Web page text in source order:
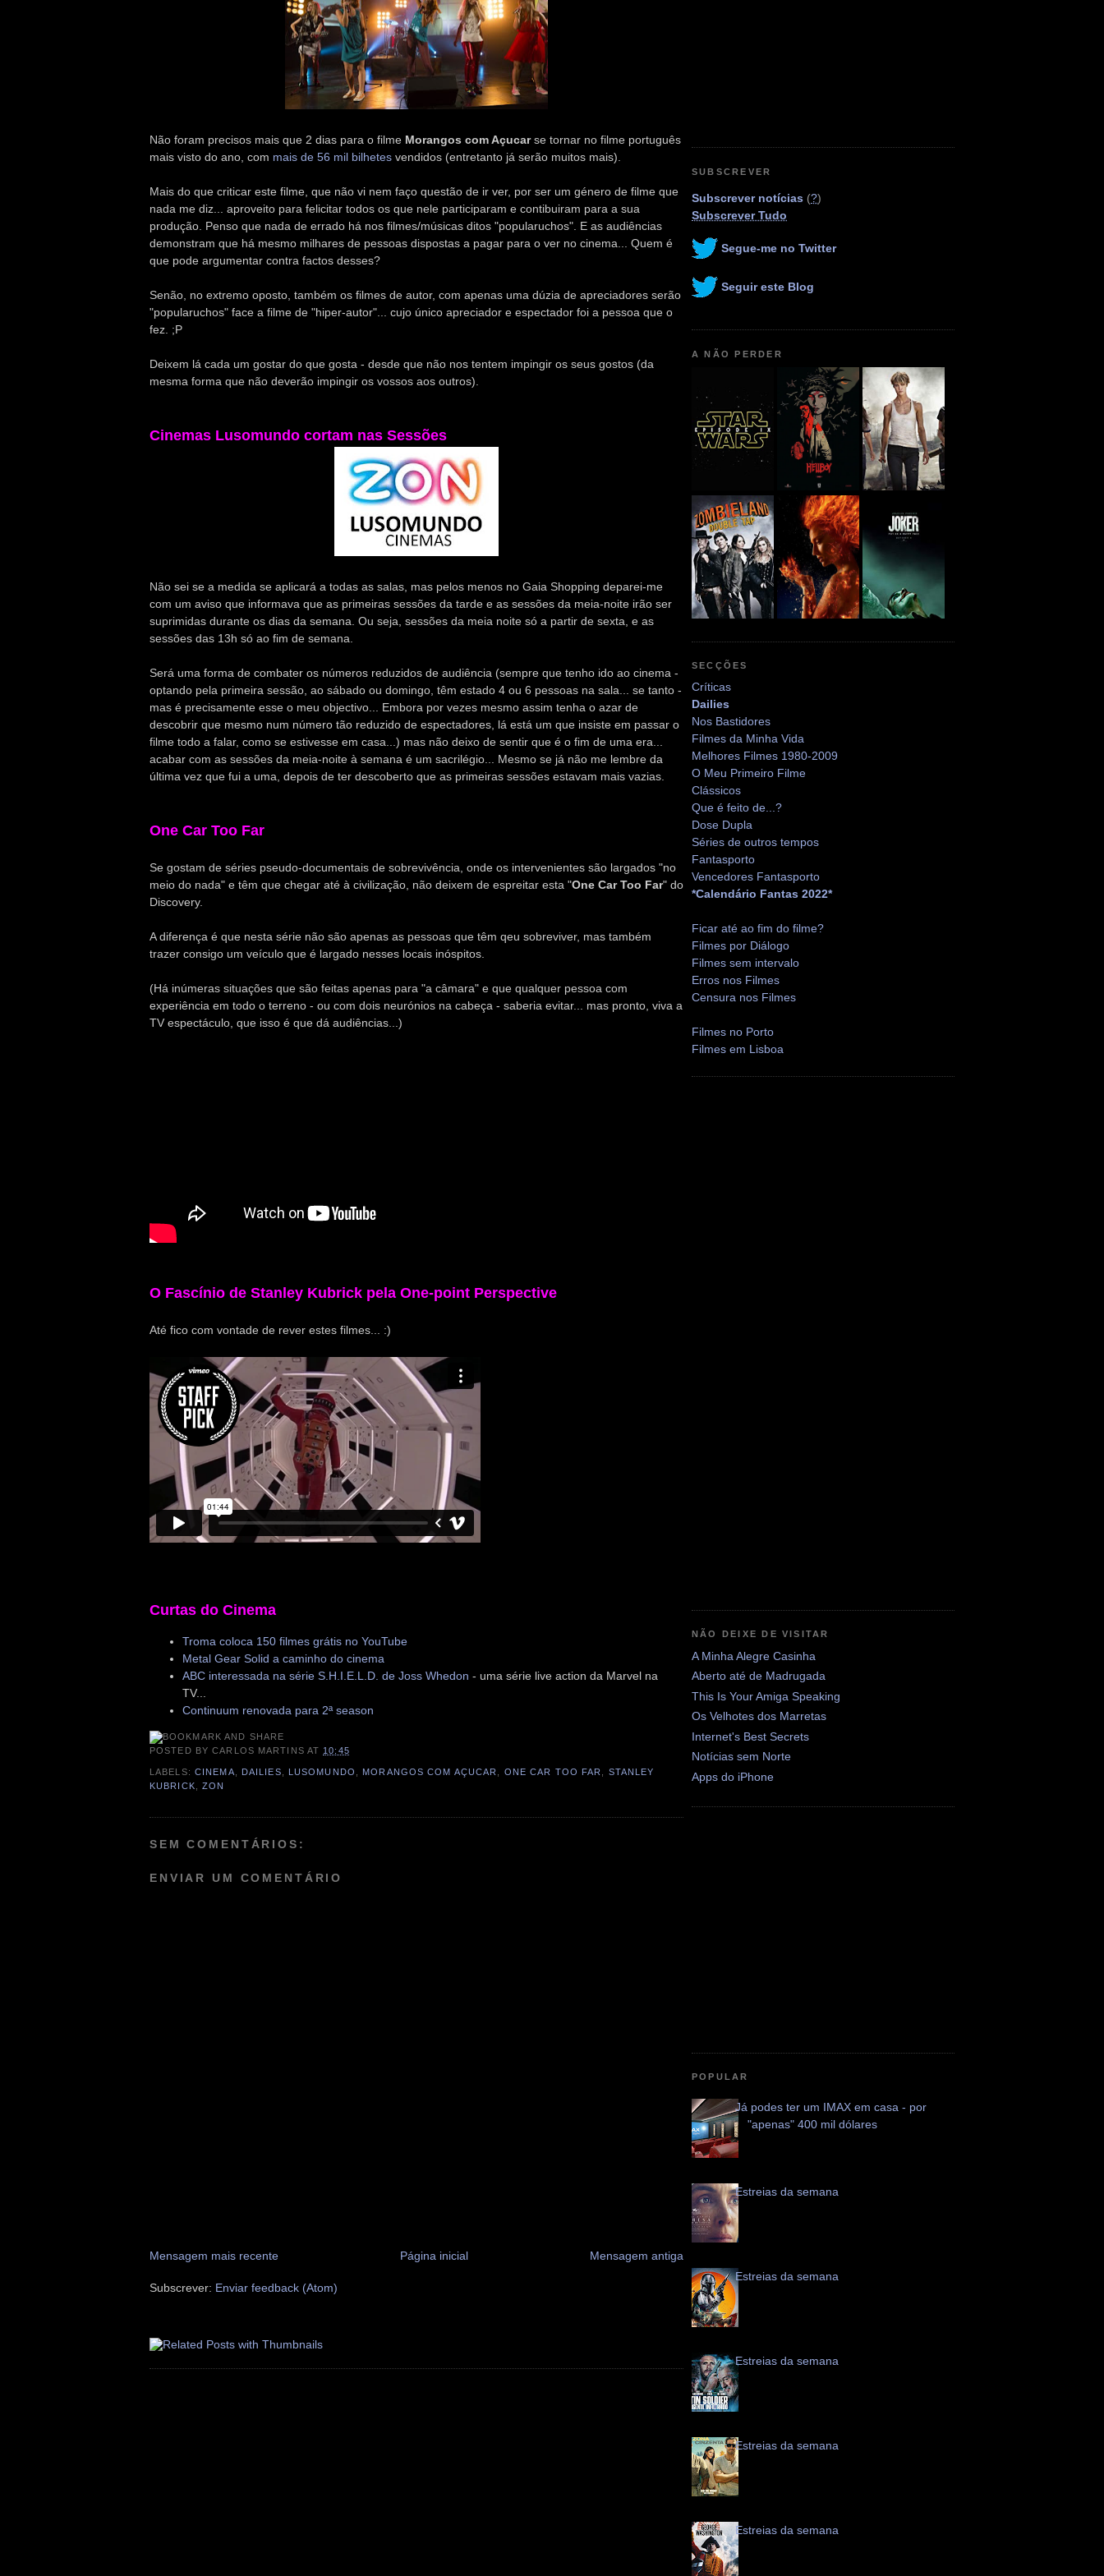
Não foram precisos mais que 2 dias para o filme Morangos com Açucarse tornar no filme português
mais visto do ano, com mais de 56 mil bilhetes vendidos (entretanto já serão muitos mais).
Mais do que criticar este filme, que não vi nem faço questão de ir ver, por ser um género de filme que
nada me diz... aproveito para felicitar todos os que nele participaram e contibuiram para a sua
produção. Penso que nada de errado há nos filmes/músicas ditos "popularuchos". E as audiências
demonstram que há mesmo milhares de pessoas dispostas a pagar para o ver no cinema... Quem é
que pode argumentar contra factos desses?
Senão, no extremo oposto, também os filmes de autor, com apenas uma dúzia de apreciadores serão
"popularuchos" face a filme de "hiper-autor"... cujo único apreciador e espectador foi a pessoa que o
fez. ;P
Deixem lá cada um gostar do que gosta - desde que não nos tentem impingir os seus gostos (da
mesma forma que não deverão impingir os vossos aos outros).
Cinemas Lusomundo cortam nas Sessões
Não sei se a medida se aplicará a todas as salas, mas pelos menos no Gaia Shopping deparei-me
com um aviso que informava que as primeiras sessões da tarde e as sessões da meia-noite irão ser
suprimidas durante os dias da semana. Ou seja, sessões da meia noite só a partir de sexta, e as
sessões das 13h só ao fim de semana.
Será uma forma de combater os números reduzidos de audiência (sempre que tenho ido ao cinema -
optando pela primeira sessão, ao sábado ou domingo, têm estado 4 ou 6 pessoas na sala... se tanto -
mas é precisamente esse o meu objectivo... Embora por vezes mesmo assim tenha o azar de
descobrir que mesmo num número tão reduzido de espectadores, lá está um que insiste em passar o
filme todo a falar, como se estivesse em casa...) mas não deixo de sentir que é o fim de uma era...
acabar com as sessões da meia-noite à semana é um sacrilégio... Mesmo se já não me lembre da
última vez que fui a uma, depois de ter descoberto que as primeiras sessões estavam mais vazias.
One Car Too Far
Se gostam de séries pseudo-documentais de sobrevivência, onde os intervenientes são largados "no
meio do nada" e têm que chegar até à civilização, não deixem de espreitar esta "One Car Too Far" do
Discovery.
A diferença é que nesta série não são apenas as pessoas que têm qeu sobreviver, mas também
trazer consigo um veículo que é largado nesses locais inóspitos.
(Há inúmeras situações que são feitas apenas para "a câmara" e que qualquer pessoa com
experiência em todo o terreno - ou com dois neurónios na cabeça - saberia evitar... mas pronto, viva a
TV espectáculo, que isso é que dá audiências...)
O Fascínio de Stanley Kubrick pela One-point Perspective
Até fico com vontade de rever estes filmes... :)
Curtas do Cinema
Troma coloca 150 filmes grátis no YouTube
Metal Gear Solid a caminho do cinema
ABC interessada na série S.H.I.E.L.D. de Joss Whedon - uma série live action da Marvel na
TV...
Continuum renovada para 2ª season
POSTED BYCARLOS MARTINS AT 10:45
LABELS: CINEMA DAILIES LUSOMUNDO MORANGOS COM AÇUCAR ONE CAR TOO FAR
STANLEY
KUBRICK ,ZON
SEM COMENTÁRIOS:
ENVIAR UM COMENTÁRIO
Mensagem mais recente Mensagem antiga
Página inicial
Subscrever: Enviar feedback (Atom)
SUBSCREVER
Subscrever notícias (?)
Subscrever Tudo
Segue-me no Twitter
Seguir este Blog
A NÃO PERDER
SECÇÕES
Críticas
Dailies
Nos Bastidores
Filmes da Minha Vida
Melhores Filmes 1980-2009
O Meu Primeiro Filme
Clássicos
Que é feito de...?
Dose Dupla
Séries de outros tempos
Fantasporto
Vencedores Fantasporto
*Calendário Fantas 2022*
Ficar até ao fim do filme?
Filmes por Diálogo
Filmes sem intervalo
Erros nos Filmes
Censura nos Filmes
Filmes no Porto
Filmes em Lisboa
NÃO DEIXE DE VISITAR
A Minha Alegre Casinha
Aberto até de Madrugada
This Is Your Amiga Speaking
Os Velhotes dos Marretas
Internet's Best Secrets
Notícias sem Norte
Apps do iPhone
POPULAR
Já podes ter um IMAX em casa - por
"apenas" 400 mil dólares
Estreias da semana
Estreias da semana
Estreias da semana
Estreias da semana
Estreias da semana